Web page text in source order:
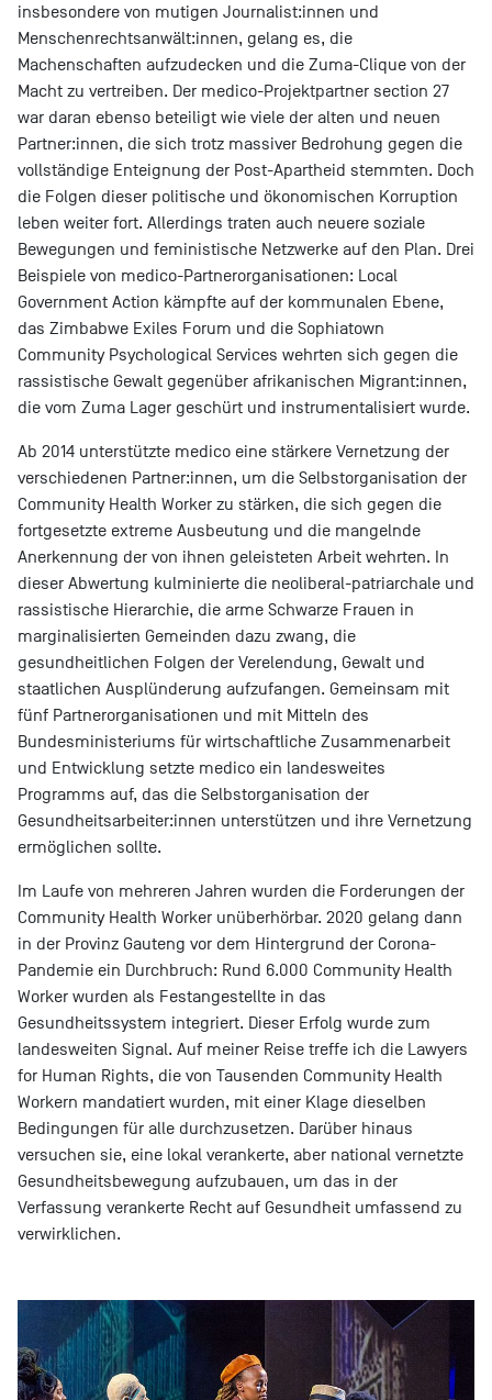
insbesondere von mutigen Journalist:innen und
Menschenrechtsanwält:innen, gelang es, die
Machenschaften aufzudecken und die Zuma-Clique von der
Macht zu vertreiben. Der medico-Projektpartner section 27
war daran ebenso beteiligt wie viele der alten und neuen
Partner:innen, die sich trotz massiver Bedrohung gegen die
vollständige Enteignung der Post-Apartheid stemmten. Doch
die Folgen dieser politische und ökonomischen Korruption
leben weiter fort. Allerdings traten auch neuere soziale
Bewegungen und feministische Netzwerke auf den Plan. Drei
Beispiele von medico-Partnerorganisationen: Local
Government Action kämpfte auf der kommunalen Ebene,
das Zimbabwe Exiles Forum und die Sophiatown
Community Psychological Services wehrten sich gegen die
rassistische Gewalt gegenüber afrikanischen Migrant:innen,
die vom Zuma Lager geschürt und instrumentalisiert wurde.
Ab 2014 unterstützte medico eine stärkere Vernetzung der
verschiedenen Partner:innen, um die Selbstorganisation der
Community Health Worker zu stärken, die sich gegen die
fortgesetzte extreme Ausbeutung und die mangelnde
Anerkennung der von ihnen geleisteten Arbeit wehrten. In
dieser Abwertung kulminierte die neoliberal-patriarchale und
rassistische Hierarchie, die arme Schwarze Frauen in
marginalisierten Gemeinden dazu zwang, die
gesundheitlichen Folgen der Verelendung, Gewalt und
staatlichen Ausplünderung aufzufangen. Gemeinsam mit
fünf Partnerorganisationen und mit Mitteln des
Bundesministeriums für wirtschaftliche Zusammenarbeit
und Entwicklung setzte medico ein landesweites
Programms auf, das die Selbstorganisation der
Gesundheitsarbeiter:innen unterstützen und ihre Vernetzung
ermöglichen sollte.
Im Laufe von mehreren Jahren wurden die Forderungen der
Community Health Worker unüberhörbar. 2020 gelang dann
in der Provinz Gauteng vor dem Hintergrund der Corona-
Pandemie ein Durchbruch: Rund 6.000 Community Health
Worker wurden als Festangestellte in das
Gesundheitssystem integriert. Dieser Erfolg wurde zum
landesweiten Signal. Auf meiner Reise treffe ich die Lawyers
for Human Rights, die von Tausenden Community Health
Workern mandatiert wurden, mit einer Klage dieselben
Bedingungen für alle durchzusetzen. Darüber hinaus
versuchen sie, eine lokal verankerte, aber national vernetzte
Gesundheitsbewegung aufzubauen, um das in der
Verfassung verankerte Recht auf Gesundheit umfassend zu
verwirklichen.